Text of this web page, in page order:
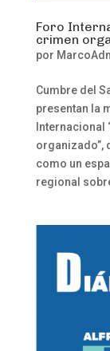
Foro
crimen
por
Cumbre del
presentan la
Internacional
organizado”,
como un
regional